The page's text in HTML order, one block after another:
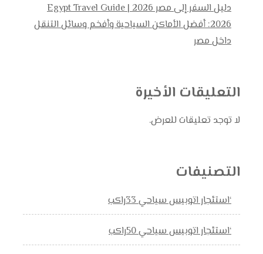
دليل السفر إلى مصر 2026 | Egypt Travel Guide
2026: أفضل الأماكن السياحية وأفخم وسائل التنقل
داخل مصر
التعليقات الأخيرة
لا توجد تعليقات للعرض.
التصنيفات
‘استئجار اتوبيس سياحي 33راكب
‘استئجار اتوبيس سياحي 50راكب